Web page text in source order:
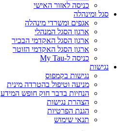
כניסה לאזור האישי
סגל ומינהלה
אגפים ומשרדי מינהלה
ארגון הסגל המנהלי
ארגון הסגל האקדמי הבכיר
ארגון הסגל האקדמי הזוטר
כניסה ל-My Tau
נגישות
נגישות בקמפוס
מניעה וטיפול בהטרדה מינית
הנחיות בדבר חוק חופש המידע
הצהרת נגישות
הגנת הפרטיות
תנאי שימוש